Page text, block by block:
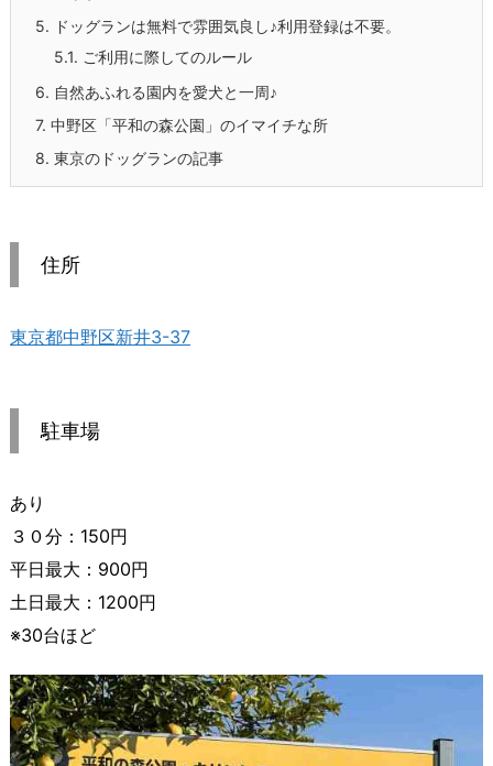
5. ドッグランは無料で雰囲気良し♪利用登録は不要。
5.1. ご利用に際してのルール
6. 自然あふれる園内を愛犬と一周♪
7. 中野区「平和の森公園」のイマイチな所
8. 東京のドッグランの記事
住所
東京都中野区新井3-37
駐車場
あり
３０分：150円
平日最大：900円
土日最大：1200円
※30台ほど